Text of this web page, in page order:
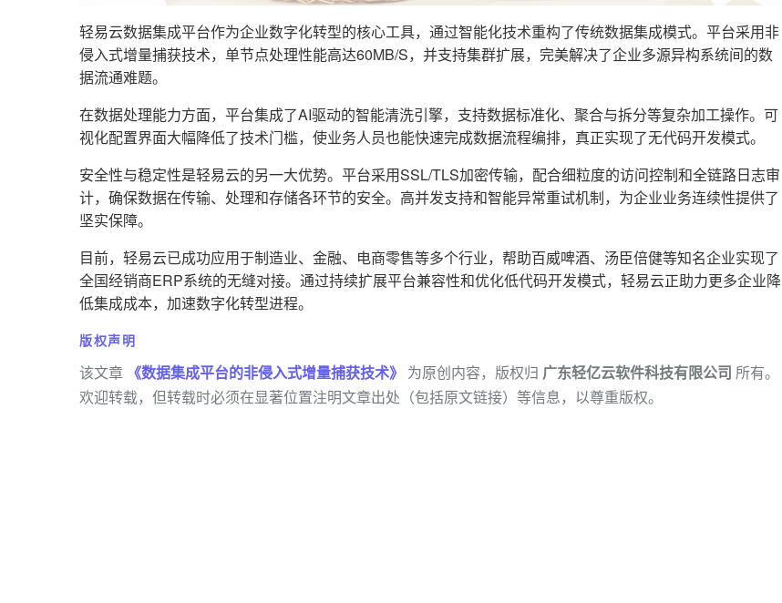
轻易云数据集成平台作为企业数字化转型的核心工具，通过智能化技术重构了传统数据集成模式。平台采用非
侵入式增量捕获技术，单节点处理性能高达60MB/S，并支持集群扩展，完美解决了企业多源异构系统间的数
据流通难题。
在数据处理能力方面，平台集成了AI驱动的智能清洗引擎，支持数据标准化、聚合与拆分等复杂加工操作。可
视化配置界面大幅降低了技术门槛，使业务人员也能快速完成数据流程编排，真正实现了无代码开发模式。
安全性与稳定性是轻易云的另一大优势。平台采用SSL/TLS加密传输，配合细粒度的访问控制和全链路日志审
计，确保数据在传输、处理和存储各环节的安全。高并发支持和智能异常重试机制，为企业业务连续性提供了
坚实保障。
目前，轻易云已成功应用于制造业、金融、电商零售等多个行业，帮助百威啤酒、汤臣倍健等知名企业实现了
全国经销商ERP系统的无缝对接。通过持续扩展平台兼容性和优化低代码开发模式，轻易云正助力更多企业降
低集成成本，加速数字化转型进程。
版权声明
该文章 《数据集成平台的非侵入式增量捕获技术》 为原创内容，版权归 广东轻亿云软件科技有限公司 所有。
欢迎转载，但转载时必须在显著位置注明文章出处（包括原文链接）等信息，以尊重版权。